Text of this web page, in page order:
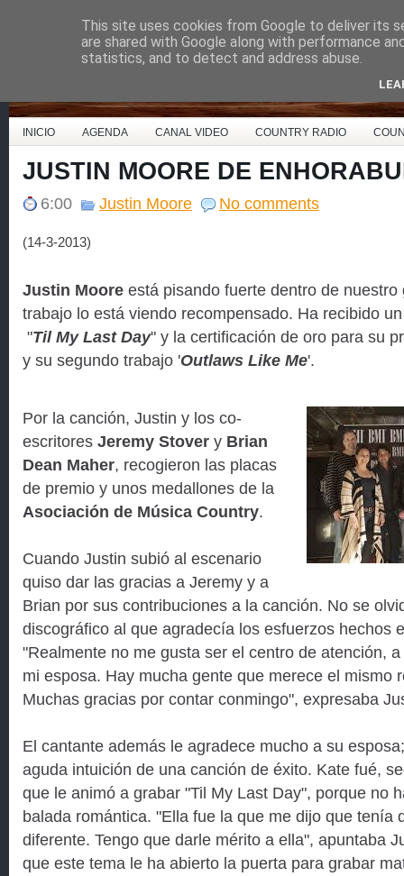
Country Music España
INICIO AGENDA CANAL VIDEO COUNTRY RADIO
JUSTIN MOORE DE
6:00 Justin Moore No comments
(14-3-2013)
Justin Moore está pisando fuerte dentro de
trabajo lo está viendo recompensado. Ha recibido
"Til My Last Day" y la certificación de oro para su
y su segundo trabajo 'Outlaws Like Me'.
Por la canción, Justin y los co-
escritores Jeremy Stover y Brian
Dean Maher, recogieron las placas
de premio y unos medallones de la
Asociación de Música Country.
Cuando Justin subió al escenario
quiso dar las gracias a Jeremy y a
Brian por sus contribuciones a la canción. No se
discográfico al que agradecía los esfuerzos hechos
"Realmente no me gusta ser el centro de atención,
mi esposa. Hay mucha gente que merece el mismo
Muchas gracias por contar conmingo", expresaba
El cantante además le agradece mucho a su
aguda intuición de una canción de éxito. Kate fué,
que le animó a grabar "Til My Last Day", porque no
balada romántica. "Ella fue la que me dijo que tenía
diferente. Tengo que darle mérito a ella", apuntaba
que este tema le ha abierto la puerta para grabar
This site uses cookies from Google to deliver its
are shared with Google along with performance
statistics, and to detect and address abuse.